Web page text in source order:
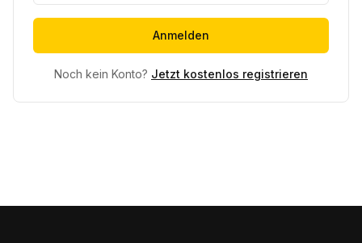
Anmelden
Noch kein Konto? Jetzt kostenlos registrieren